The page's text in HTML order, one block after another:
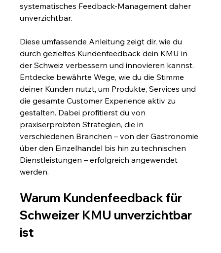
systematisches Feedback-Management daher
unverzichtbar.
Diese umfassende Anleitung zeigt dir, wie du
durch gezieltes Kundenfeedback dein KMU in
der Schweiz verbessern und innovieren kannst.
Entdecke bewährte Wege, wie du die Stimme
deiner Kunden nutzt, um Produkte, Services und
die gesamte Customer Experience aktiv zu
gestalten. Dabei profitierst du von
praxiserprobten Strategien, die in
verschiedenen Branchen – von der Gastronomie
über den Einzelhandel bis hin zu technischen
Dienstleistungen – erfolgreich angewendet
werden.
Warum Kundenfeedback für
Schweizer KMU unverzichtbar
ist